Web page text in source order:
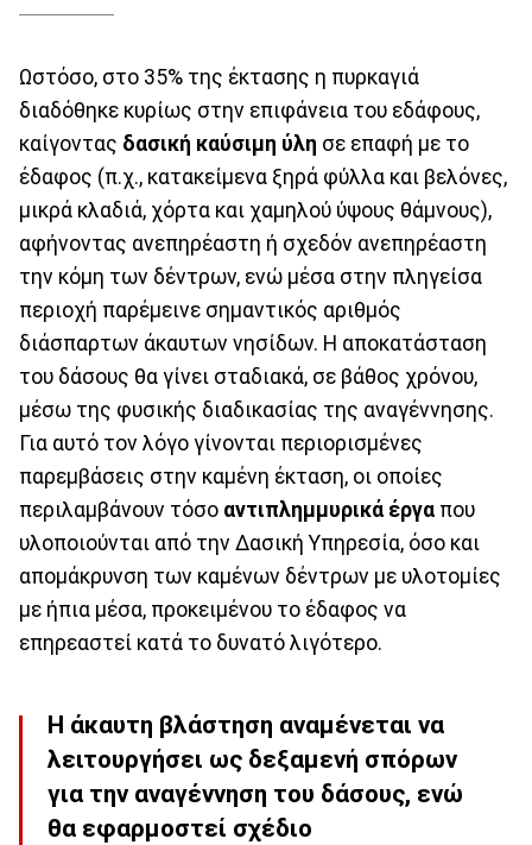
Ωστόσο, στο 35% της έκτασης η πυρκαγιά
διαδόθηκε κυρίως στην επιφάνεια του εδάφους,
καίγοντας δασική καύσιμη ύλη σε επαφή με το
έδαφος (π.χ., κατακείμενα ξηρά φύλλα και βελόνες,
μικρά κλαδιά, χόρτα και χαμηλού ύψους θάμνoυς),
αφήνοντας ανεπηρέαστη ή σχεδόν ανεπηρέαστη
την κόμη των δέντρων, ενώ μέσα στην πληγείσα
περιοχή παρέμεινε σημαντικός αριθμός
διάσπαρτων άκαυτων νησίδων. Η αποκατάσταση
του δάσους θα γίνει σταδιακά, σε βάθος χρόνου,
μέσω της φυσικής διαδικασίας της αναγέννησης.
Για αυτό τον λόγο γίνονται περιορισμένες
παρεμβάσεις στην καμένη έκταση, οι οποίες
περιλαμβάνουν τόσο αντιπλημμυρικά έργα που
υλοποιούνται από την Δασική Υπηρεσία, όσο και
απομάκρυνση των καμένων δέντρων με υλοτομίες
με ήπια μέσα, προκειμένου το έδαφος να
επηρεαστεί κατά το δυνατό λιγότερο.
Η άκαυτη βλάστηση αναμένεται να
λειτουργήσει ως δεξαμενή σπόρων
για την αναγέννηση του δάσους, ενώ
θα εφαρμοστεί σχέδιο